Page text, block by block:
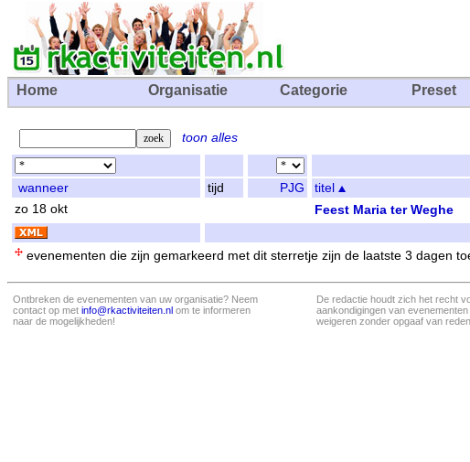
Home Organisatie Categorie Preset
toon alles
wanneer tijd PJG titel
zo 18 okt
Feest Maria ter Weghe
evenementen die zijn gemarkeerd met dit sterretje zijn de laatste 3 dagen
Ontbreken de evenementen van uw organisatie? Neem
contact op met info@rkactiviteiten.nl om te informeren
naar de mogelijkheden!
De redactie houdt zich het recht
aankondigingen van
weigeren zonder opgaaf van